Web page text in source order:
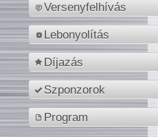
Versenyfelhívás
Lebonyolítás
Díjazás
Szponzorok
Program